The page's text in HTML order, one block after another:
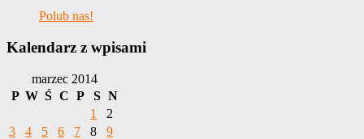
Polub nas!
Kalendarz z wpisami
marzec 2014
P W Ś C P S N
1
2
3
4 5 6 7 8
9